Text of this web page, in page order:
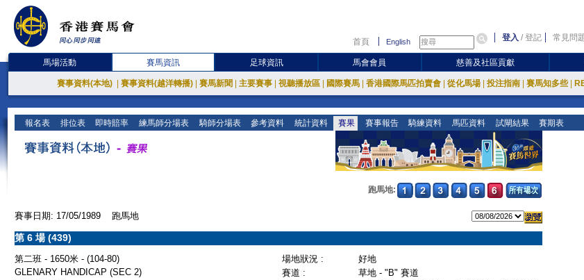
首頁 English 登入 /登記 常見問
馬場活動 賽馬資訊 足球資訊 馬會會員 慈善及社區貢獻
賽事資料(本地) 賽事資料(越洋轉播) 賽馬新聞 主要賽事 視聽播放區 國際賽馬 香港國際馬匹拍賣會 從化馬場 投注指南 賽馬知多些
報名表 排位表 即時賠率 練馬師分場表 騎師分場表 參考資料 統計資料 賽果 賽事報告 騎練資料 馬匹資料 試閘結果 賽期表
跑馬地:
賽事日期: 17/05/1989 跑馬地
第 6 場 (439)
第二班 - 1650米 - (104-80) 場地狀況 :
好地
GLENARY HANDICAP (SEC 2)
賽道 :
草地 - "B" 賽道